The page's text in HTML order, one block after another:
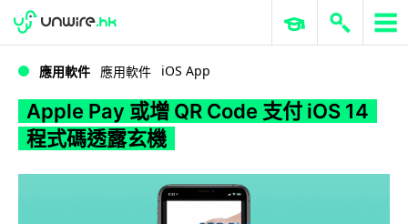
WWDC 2026 ERP 與商業 AI
應用軟件 應用軟件 iOS App
Apple Pay 或增 QR Code 支付 iOS 14
程式碼透露玄機